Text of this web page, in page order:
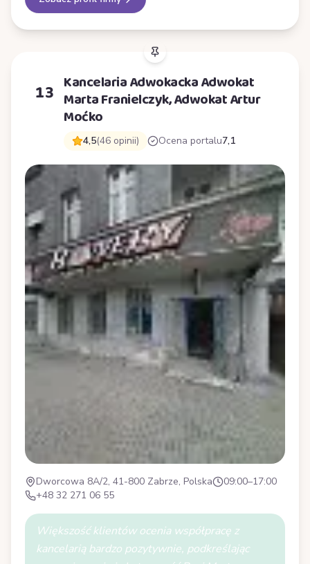
13 Kancelaria Adwokacka Adwokat
Marta Franielczyk, Adwokat Artur
Moćko
4,5(46 opinii) Ocena portalu7,1
Dworcowa 8A/2, 41-800 Zabrze, Polska
09:00–17:00
+48 32 271 06 55
Większość klientów ocenia współpracę z
kancelarią bardzo pozytywnie, podkreślając